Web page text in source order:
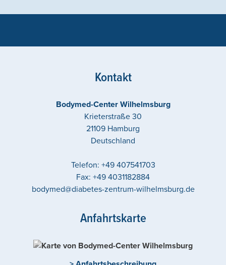
Kontakt
Bodymed-Center Wilhelmsburg
Krieterstraße 30
21109 Hamburg
Deutschland
Telefon: +49 407541703
Fax: +49 4031182884
bodymed@diabetes-zentrum-wilhelmsburg.de
Anfahrtskarte